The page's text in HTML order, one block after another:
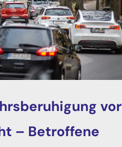
vor
– Betroffene